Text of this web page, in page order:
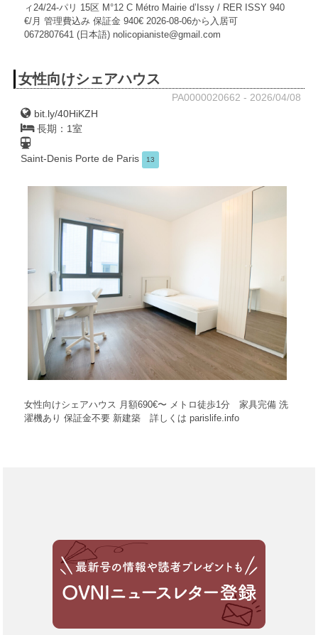
ィ24/24-パリ 15区 M°12 C Métro Mairie d’Issy / RER ISSY 940
€/月 管理費込み 保証金 940€ 2026-08-06から入居可
0672807641 (日本語) nolicopianiste@gmail.com
女性向けシェアハウス
PA0000020662 - 2026/04/08
bit.ly/40HiKZH
長期：1室
Saint-Denis Porte de Paris 13
女性向けシェアハウス 月額690€〜 メトロ徒歩1分 家具完備 洗
濯機あり 保証金不要 新建築 詳しくは parislife.info